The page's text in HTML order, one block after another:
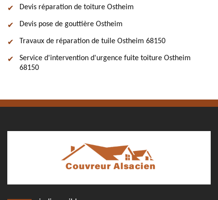
Devis réparation de toiture Ostheim
Devis pose de gouttière Ostheim
Travaux de réparation de tuile Ostheim 68150
Service d'intervention d'urgence fuite toiture Ostheim
68150